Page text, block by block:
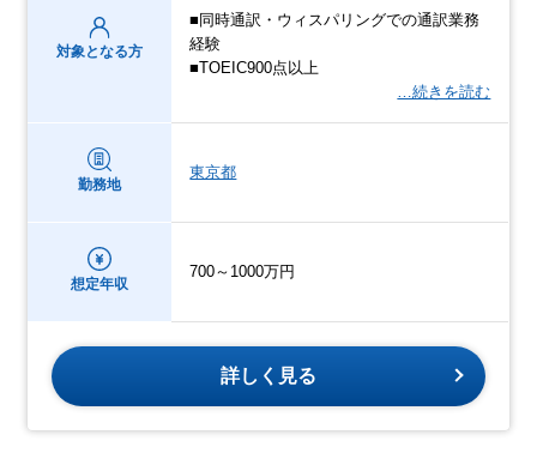
対象となる方
■同時通訳・ウィスパリングでの通訳業務
経験
■TOEIC900点以上
…続きを読む
勤務地
東京都
想定年収
700～1000万円
詳しく見る